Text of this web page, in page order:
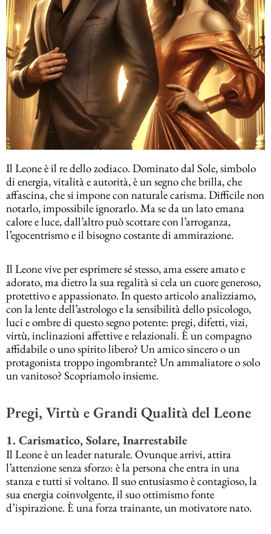
Il Leone è il re dello zodiaco. Dominato dal Sole, simbolo
di energia, vitalità e autorità, è un segno che brilla, che
affascina, che si impone con naturale carisma. Difficile non
notarlo, impossibile ignorarlo. Ma se da un lato emana
calore e luce, dall’altro può scottare con l’arroganza,
l’egocentrismo e il bisogno costante di ammirazione.
Il Leone vive per esprimere sé stesso, ama essere amato e
adorato, ma dietro la sua regalità si cela un cuore generoso,
protettivo e appassionato. In questo articolo analizziamo,
con la lente dell’astrologo e la sensibilità dello psicologo,
luci e ombre di questo segno potente: pregi, difetti, vizi,
virtù, inclinazioni affettive e relazionali. È un compagno
affidabile o uno spirito libero? Un amico sincero o un
protagonista troppo ingombrante? Un ammaliatore o solo
un vanitoso? Scopriamolo insieme.
Pregi, Virtù e Grandi Qualità del Leone
1. Carismatico, Solare, Inarrestabile
Il Leone è un leader naturale. Ovunque arrivi, attira
l’attenzione senza sforzo: è la persona che entra in una
stanza e tutti si voltano. Il suo entusiasmo è contagioso, la
sua energia coinvolgente, il suo ottimismo fonte
d’ispirazione. È una forza trainante, un motivatore nato.